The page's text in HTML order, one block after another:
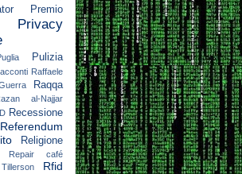
Premio
Privacy
Pulizia
Raffaele
Raqqa
al-Najjar
Recessione
Referendum
Religione
Repair café
Rfid